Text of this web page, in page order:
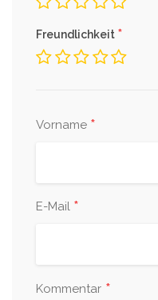
Freundlichkeit *
Vorname *
E-Mail *
Kommentar *